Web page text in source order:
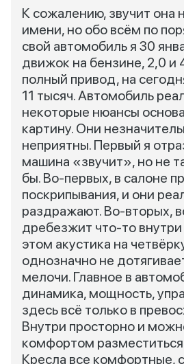
К сожалению, звучит она
имени, но обо всём по
свой автомобиль я 30
движок на бензине, 2,0 и
полный привод, на
11 тысяч. Автомобиль
некоторые нюансы
картину. Они
неприятны. Первый я
машина «звучит», но не
бы. Во-первых, в салоне
поскрипывания, и они
раздражают. Во-вторых,
дребезжит что-то
этом акустика на
однозначно не
мелочи. Главное в
динамика, мощность,
здесь всё только в
Внутри просторно и
комфортом
Кресла все комфортные,